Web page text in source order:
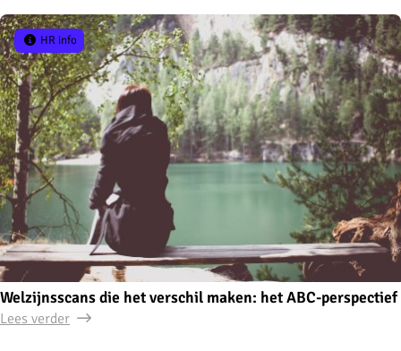
Welzijnsscans die het verschil maken: het ABC-perspectief
HR info
Lees verder